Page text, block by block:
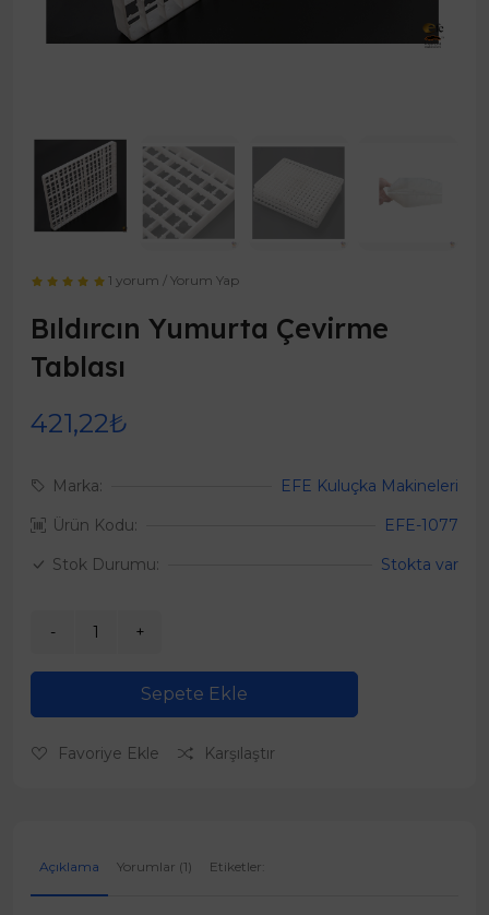
1 yorum /Yorum Yap
Bıldırcın Yumurta Çevirme
Tablası
421,22₺
Marka:
EFE Kuluçka Makineleri
Ürün Kodu:
EFE-1077
Stok Durumu:
Stokta var
Sepete Ekle
Favoriye Ekle Karşılaştır
Açıklama Yorumlar (1) Etiketler: